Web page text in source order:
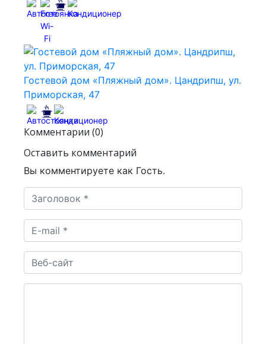
Гостевой дом «Пляжный дом». Цандрипш, ул.
Приморская, 47
Комментарии (0)
Оставить комментарий
Вы комментируете как Гость.